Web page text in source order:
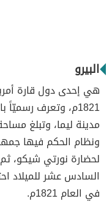
البيرو
هي إحدى دول قارة
1821م، وتعرف
مدينة ليما، وتبلغ مساحة
ونظام الحكم فيها
لحضارة نورتي شيكو، ثم
السادس عشر للميلاد
في العام 1821م.